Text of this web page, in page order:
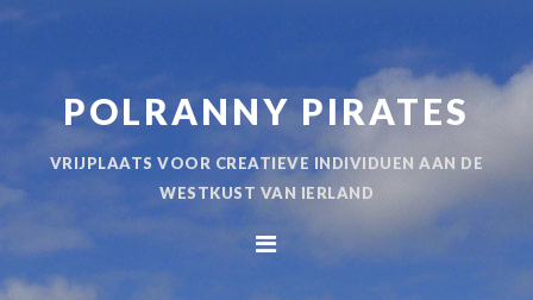
hoofdnavigatie
hoofd
inhoud
POLRANNY PIRATES
VRIJPLAATS VOOR CREATIEVE INDIVIDUEN AAN DE
WESTKUST VAN IERLAND